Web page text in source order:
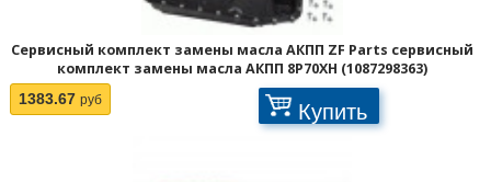
Сервисный комплект замены масла АКПП ZF Parts сервисный
комплект замены масла АКПП 8P70XH (1087298363)
1383.67 руб Купить